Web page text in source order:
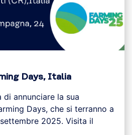
Days, Italia
annunciare la sua
Days, che si terranno a
2025. Visita il